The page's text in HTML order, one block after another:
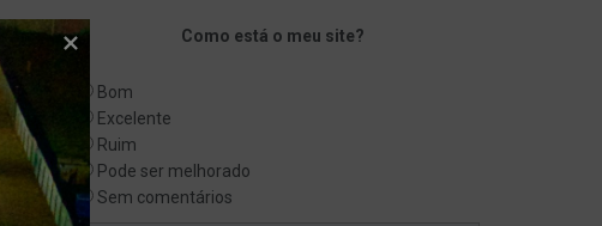
Como está o meu site?
Bom
Excelente
Ruim
Pode ser melhorado
Sem comentários